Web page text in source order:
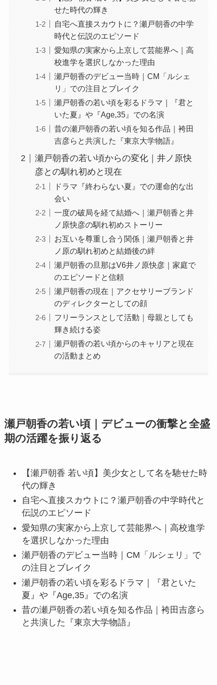
せた時代の輝き
自宅へ直接スカウトに？瀬戸朝香の中学
時代と伝説のエピソード
愛知県の実家から上京して芸能界へ｜高
校進学を選択しなかった理由
瀬戸朝香のデビュー当時｜CM「ルシェ
リ」での注目とブレイク
瀬戸朝香の若い頃を彩るドラマ｜『君と
いた夏』や『Age,35』での名演
昔の瀬戸朝香の若い頃を知る作品｜袴田
吉彦らと共演した『東京大学物語』
瀬戸朝香の若い頃からの変化｜井ノ原快
彦との馴れ初めと現在
ドラマ『終わらない夏』での運命的な出
会い
一度の破局を経て結婚へ｜瀬戸朝香と井
ノ原快彦の馴れ初めストーリー
お互いを尊重し合う関係｜瀬戸朝香と井
ノ原の馴れ初めと結婚後の絆
瀬戸朝香の旦那はV6井ノ原快彦｜家庭で
のエピソードと信頼
瀬戸朝香の現在｜アクセサリーブランド
のディレクターとしての顔
フリーランスとして活動｜母親としても
輝き続ける姿
瀬戸朝香の若い頃からのキャリアと現在
の活動まとめ
瀬戸朝香の若い頃｜デビューの衝撃と全盛
期の活躍を振り返る
【瀬戸朝香 若い頃】美少女として名を馳せた時
代の輝き
自宅へ直接スカウトに？瀬戸朝香の中学時代と
伝説のエピソード
愛知県の実家から上京して芸能界へ｜高校進学
を選択しなかった理由
瀬戸朝香のデビュー当時｜CM「ルシェリ」で
の注目とブレイク
瀬戸朝香の若い頃を彩るドラマ｜『君といた
夏』や『Age,35』での名演
昔の瀬戸朝香の若い頃を知る作品｜袴田吉彦ら
と共演した『東京大学物語』